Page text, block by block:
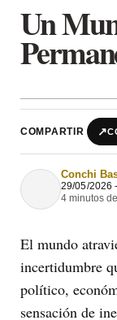
Un
COMPARTIR ↗
Conchi
29/05/2026
4 minutos
El mundo
incertidumbre
político,
sensación de